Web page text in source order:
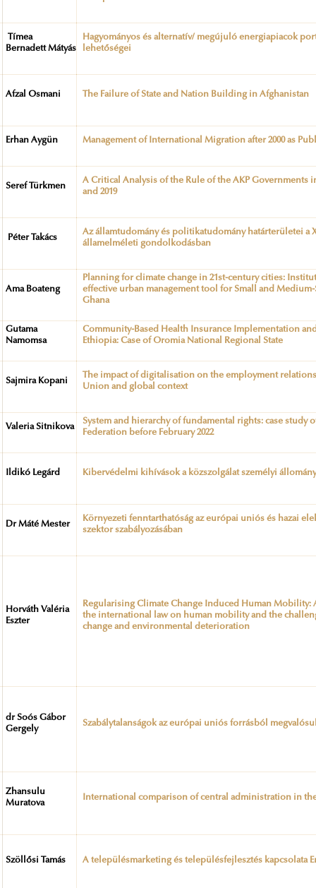
Tímea
Bernadett Mátyás
Hagyományos és alternatív/ megújuló energiapiacok
lehetőségei
Afzal Osmani The Failure of State and Nation Building in Afghanistan
Erhan Aygün Management of International Migration after 2000 as
Seref Türkmen
A Critical Analysis of the Rule of the AKP Governments
and 2019
Péter Takács
Az államtudomány és politikatudomány határterületei a
államelméleti gondolkodásban
Ama Boateng
Planning for climate change in 21st-century cities:
effective urban management tool for Small and
Ghana
Gutama
Namomsa
Community-Based Health Insurance Implementation
Ethiopia: Case of Oromia National Regional State
Sajmira Kopani
The impact of digitalisation on the employment
Union and global context
Valeria Sitnikova
System and hierarchy of fundamental rights: case study
Federation before February 2022
Ildikó Legárd Kibervédelmi kihívások a közszolgálat személyi
Dr Máté Mester
Környezeti fenntarthatóság az európai uniós és hazai
szektor szabályozásában
Horváth Valéria
Eszter
Regularising Climate Change Induced Human Mobility:
the international law on human mobility and the
change and environmental deterioration
dr Soós Gábor
Gergely
Szabálytalanságok az európai uniós forrásból
Zhansulu
Muratova
International comparison of central administration in
Szöllősi Tamás A településmarketing és településfejlesztés kapcsolata